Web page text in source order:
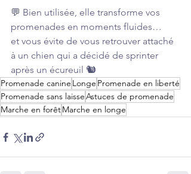
💬 Bien utilisée, elle transforme vos
promenades en moments fluides…
et vous évite de vous retrouver attaché
à un chien qui a décidé de sprinter
après un écureuil 🐿️
Promenade canine Longe Promenade en liberté
Promenade sans laisseAstuces de promenade
Marche en forêtMarche en longe